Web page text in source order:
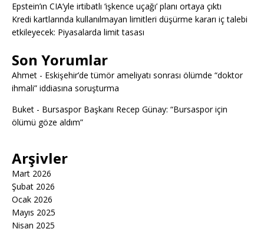
Epstein’ın CIA’yle irtibatlı ‘işkence uçağı’ planı ortaya çıktı
Kredi kartlarında kullanılmayan limitleri düşürme kararı iç talebi
etkileyecek: Piyasalarda limit tasası
Son Yorumlar
Ahmet - Eskişehir’de tümör ameliyatı sonrası ölümde “doktor
ihmali” iddiasına soruşturma
Buket - Bursaspor Başkanı Recep Günay: “Bursaspor için
ölümü göze aldım”
Arşivler
Mart 2026
Şubat 2026
Ocak 2026
Mayıs 2025
Nisan 2025